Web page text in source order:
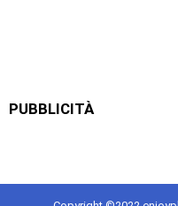
PUBBLICITÀ